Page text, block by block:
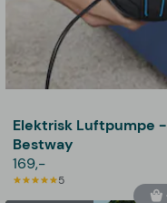
Elektrisk Luftpumpe -
Bestway
169,-
5